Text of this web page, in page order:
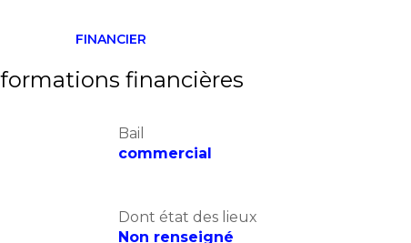
FINANCIER
financières
Dont état des lieux
Non renseigné
Bail
commercial